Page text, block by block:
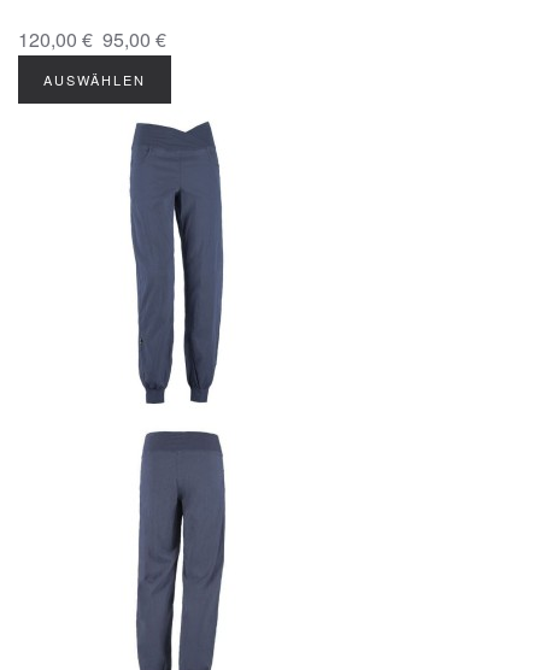
120,00 € 95,00 €
AUSWÄHLEN